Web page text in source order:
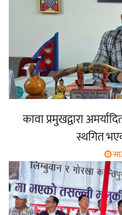
कावा प्रमुखद्वारा
स्थगित